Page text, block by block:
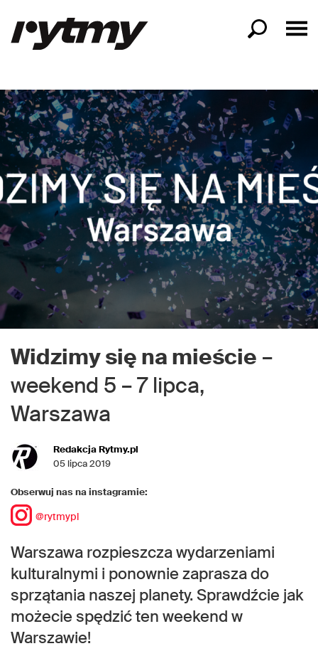
Widzimy się na mieście –
weekend 5 – 7 lipca,
Warszawa
Redakcja Rytmy.pl
05 lipca 2019
Obserwuj nas na instagramie:
@rytmypl
Warszawa rozpieszcza wydarzeniami
kulturalnymi i ponownie zaprasza do
sprzątania naszej planety. Sprawdźcie jak
możecie spędzić ten weekend w
Warszawie!